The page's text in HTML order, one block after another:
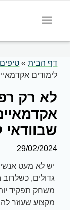
דף הבית»
לימודים
לא רק
29/02/2024
יש לא מעט
גדולים,
משחק תפקיד
מקצוע שעוזר